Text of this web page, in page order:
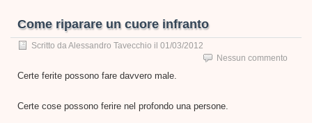
Come riparare un cuore infranto
Scritto daAlessandro Tavecchio il 01/03/2012
Nessun commento
Certe ferite possono fare davvero male.
Certe cose possono ferire nel profondo una persone.